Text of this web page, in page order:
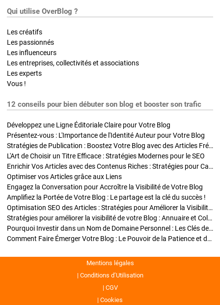
Qui utilise OverBlog ?
Les créatifs
Les passionnés
Les influenceurs
Les entreprises, collectivités et associations
Les experts
Vous !
12 conseils pour bien débuter son blog et booster son trafic
Développez une Ligne Éditoriale Claire pour Votre Blog
Présentez-vous : L'Importance de l'Identité Auteur pour Votre Blog
Stratégies de Publication : Boostez Votre Blog avec des Articles Fréquents et Exclusifs
L'Art de Choisir un Titre Efficace : Stratégies Modernes pour le SEO
Enrichir Vos Articles avec des Contenus Riches : Stratégies pour Captiver et Optimiser
Optimiser vos Articles grâce aux Liens
Engagez la Conversation pour Accroître la Visibilité de Votre Blog
Amplifiez la Portée de Votre Blog : Le partage est la clé du succès !
Optimisation SEO des Articles : Stratégies pour Améliorer la Visibilité de Votre Blog
Stratégies pour améliorer la visibilité de votre Blog : Annuaire et Collaborations
Pourquoi Investir dans un Nom de Domaine Personnel : Les Clés de la Réussite de Votre Blog
Comment Faire Émerger Votre Blog : Le Pouvoir de la Patience et de la Persévérance
Mentions légales
Conditions d’Utilisation
CGV
Cookies